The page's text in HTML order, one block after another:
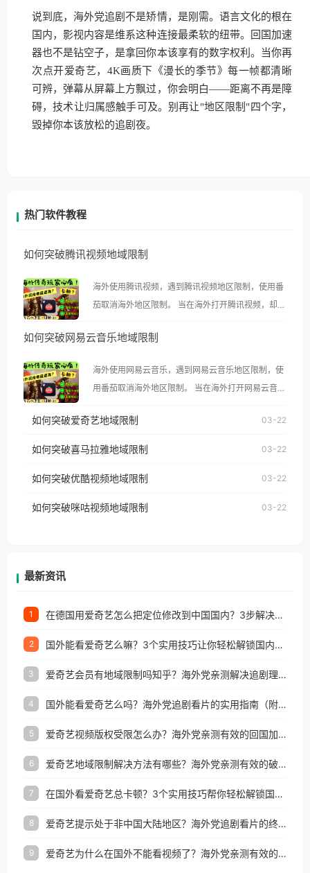
说到底，海外党追剧不是矫情，是刚需。语言文化的根在
国内，影视内容是维系这种连接最柔软的纽带。回国加速
器也不是钻空子，是拿回你本该享有的数字权利。当你再
次点开爱奇艺，4K画质下《漫长的季节》每一帧都清晰
可辨，弹幕从屏幕上方飘过，你会明白——距离不再是障
碍，技术让归属感触手可及。别再让"地区限制"四个字，
毁掉你本该放松的追剧夜。
热门软件教程
如何突破腾讯视频地域限制
海外使用腾讯视频，遇到腾讯视频地区限制，使用番
茄取消海外地区限制。 当在海外打开腾讯视频，却突
示语。 海外用户如香港、澳门、台湾、美国、加拿
像其他音乐平台一样，出现地区及版权限制问题，且
仅能在中国大陆地区播放。 遇到这个问题的朋友们，
使用番茄回国加速器，即可解决「海外用户收听腾讯
台湾、美国、加拿大、澳大利亚、欧洲等国家和地区
权限制所困扰。
如何突破网易云音乐地域限制
海外使用网易云音乐，遇到网易云音乐地区限制，使
用番茄取消海外地区限制。 当在海外打开网易云音
播放”的提示语。 海外用户如香港、澳门、台湾、美
国、加拿大、澳大利亚、欧洲等国家和地区时，网易
制问题，且仅能在中国大陆地区播放。 遇到这个问题
户收听网易云音乐地区版权限制」的问题，无论人在
如何突破爱奇艺地域限制 03-22
如何突破喜马拉雅地域限制 03-22
如何突破优酷视频地域限制 03-22
如何突破咪咕视频地域限制 03-22
最新资讯
1 在德国用爱奇艺怎么把定位修改到中国国内？3步解决+2个实用场景分享
2 国外能看爱奇艺么嘛？3个实用技巧让你轻松解锁国内影视（附越南华数TV定位修改+网易云海外收费解析）
3 爱奇艺会员有地域限制吗知乎？海外党亲测解决追剧理财双难题的加速器攻略
4 国外能看爱奇艺么吗？海外党追剧看片的实用指南（附避坑技巧）
5 爱奇艺视频版权受限怎么办？海外党亲测有效的回国加速器选择指南
6 爱奇艺地域限制解决方法有哪些？海外党亲测有效的破界指南
7 在国外看爱奇艺总卡顿？3个实用技巧帮你轻松解锁国内影音与生活服务
8 爱奇艺提示处于非中国大陆地区？海外党追剧看片的终极解决方案来了
9 爱奇艺为什么在国外不能看视频了？海外党亲测有效的回国加速方案来了